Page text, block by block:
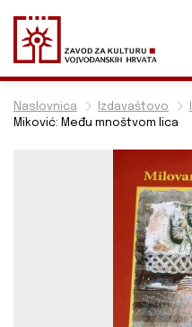
Naslovnica Izdavaštovo
Miković: Među mnoštvom lica